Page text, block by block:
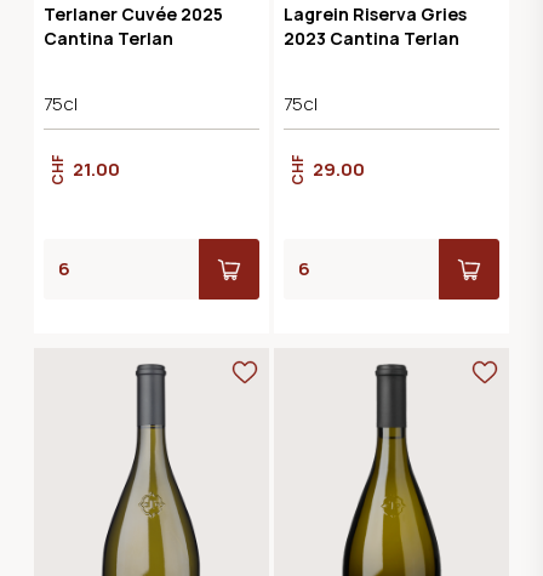
Terlaner Cuvée 2025
Cantina Terlan
75cl
CHF 21.00
Lagrein Riserva Gries
2023 Cantina Terlan
75cl
CHF 29.00